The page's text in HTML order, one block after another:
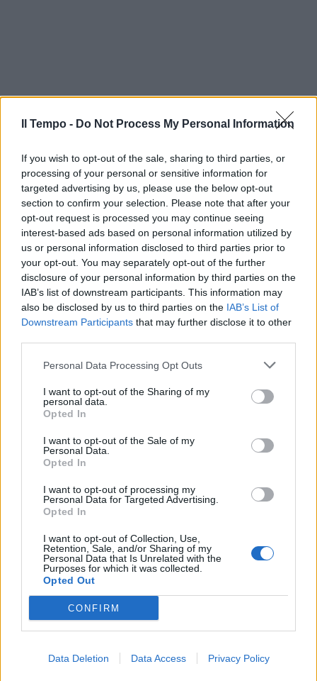
Il Tempo - Do Not Process My Personal Information
If you wish to opt-out of the sale, sharing to third parties, or
processing of your personal or sensitive information for
targeted advertising by us, please use the below opt-out
section to confirm your selection. Please note that after your
opt-out request is processed you may continue seeing
interest-based ads based on personal information utilized by
us or personal information disclosed to third parties prior to
your opt-out. You may separately opt-out of the further
disclosure of your personal information by third parties on the
IAB’s list of downstream participants. This information may
also be disclosed by us to third parties on the IAB’s List of
Downstream Participants that may further disclose it to other
Personal Data Processing Opt Outs
I want to opt-out of the Sharing of my
personal data.
Opted In
I want to opt-out of the Sale of my
Personal Data.
Opted In
I want to opt-out of processing my
Personal Data for Targeted Advertising.
Opted In
I want to opt-out of Collection, Use,
Retention, Sale, and/or Sharing of my
Personal Data that Is Unrelated with the
Purposes for which it was collected.
Opted Out
CONFIRM
Data Deletion Data Access Privacy Policy